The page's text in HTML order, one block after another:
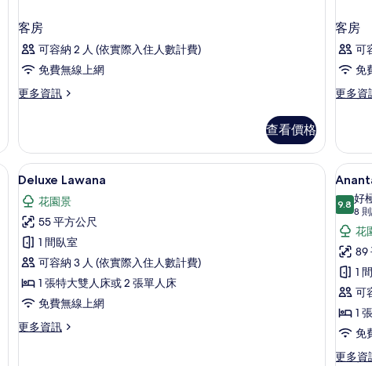
客房
可容納 2 人 (依實際入住人數計費)
免費無線上網
更多資訊
更
的
詳
情
查看價格
客房
可
免
更多資
更
的
詳
情
顯
示
Deluxe
Lawana
的
所
有
相
片
Deluxe Lawana | 高級寢具、迷你吧、客房內
9
Deluxe Lawana
花園景
55 平方公尺
1 間臥室
可容納 3 人 (依實際入住人數計費)
1 張特大雙人床或 2 張單人床
免費無線上網
更多資訊
更
顯
示
Pool
Suite
的
所
有
相
片
5
9.89.8 分
好
8
(8
則
評
論)
花
89
1
可
1
免
更多資
更